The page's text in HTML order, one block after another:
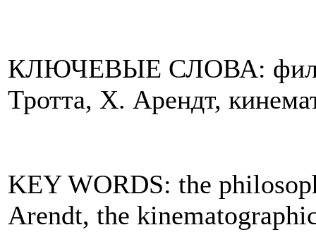
КЛЮЧЕВЫЕ СЛОВА:
Тротта, Х. Арендт,
KEY WORDS: the
Arendt, the